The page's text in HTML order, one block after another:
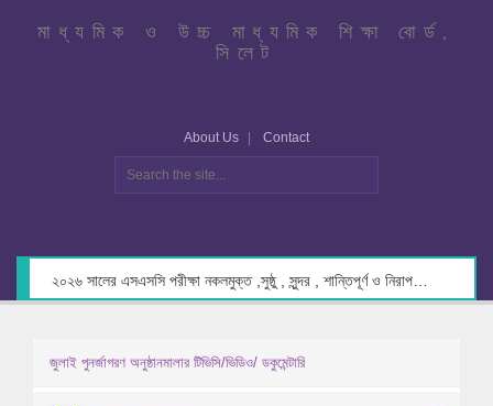
মাধ্যমিক ও উচ্চ মাধ্যমিক শিক্ষা বোর্ড,
সিলেট
About Us Contact
জুলাই পুনর্জাগরণ অনুষ্ঠানমালার টিভিসি/ভিডিও/ ডকুমেন্টারি